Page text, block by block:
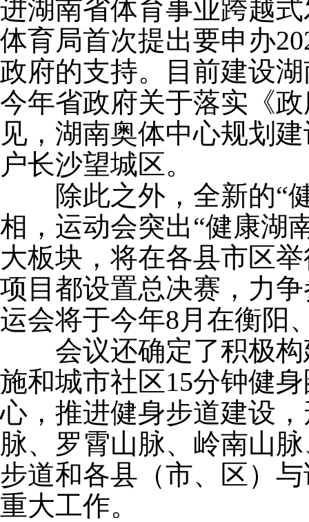
进湖南省体育事业跨越
体育局首次提出要申办
政府的支持。目前建设
今年省政府关于落实《
见，湖南奥体中心规划
户长沙望城区。
除此之外，全新的“健
相，运动会突出“健康湖
大板块，将在各县市区
项目都设置总决赛，力
运会将于今年8月在衡阳
会议还确定了积极构
施和城市社区15分钟健
心，推进健身步道建设
脉、罗霄山脉、岭南山
步道和各县（市、区）
重大工作。